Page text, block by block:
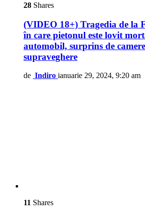
28 Shares
(VIDEO 18+) Tragedia de la
în care pietonul este lovit
automobil, surprins de
supraveghere
de Indiro ianuarie 29, 2024, 9:20 am
11 Shares